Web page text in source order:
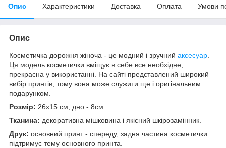
Опис Характеристики Доставка Оплата Умови
Опис
Косметичка дорожня жіноча - це модний і зручний аксесуар
Ця модель косметички вміщує в себе все необхідне,
прекрасна у використанні. На сайті представлений широкий
вибір принтів, тому вона може служити ще і оригінальним
подарунком.
Розмір: 26х15 см, дно - 8см
Тканина: декоративна мішковина і якісний шкірозамінник.
Друк: основний принт - спереду, задня частина косметички
підтримує тему основного принта.